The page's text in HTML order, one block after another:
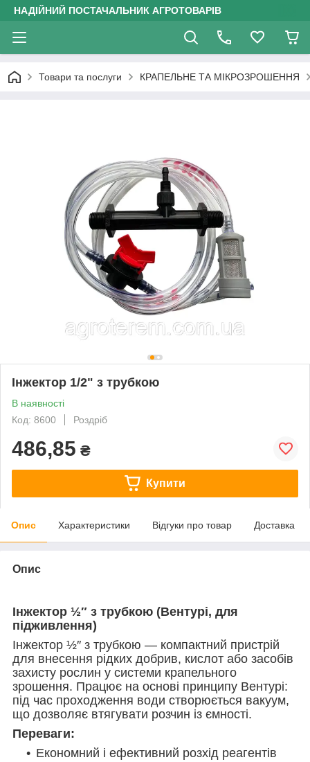
НАДІЙНИЙ ПОСТАЧАЛЬНИК АГРОТОВАРІВ
Товари та послуги КРАПЕЛЬНЕ ТА МІКРОЗРОШЕННЯ
Інжектор 1/2" з трубкою
В наявності
Код: 8600
Роздріб
486,85 ₴
Купити
Опис Характеристики Відгуки про товар Доставка
Опис
Інжектор ½″ з трубкою (Вентурі, для
підживлення)
Інжектор ½″ з трубкою — компактний пристрій
для внесення рідких добрив, кислот або засобів
захисту рослин у системи крапельного
зрошення. Працює на основі принципу Вентурі:
під час проходження води створюється вакуум,
що дозволяє втягувати розчин із ємності.
Переваги:
Економний і ефективний розхід реагентів